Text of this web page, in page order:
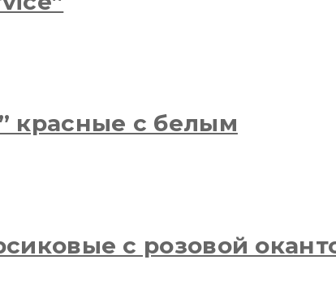
красные с белым
с розовой